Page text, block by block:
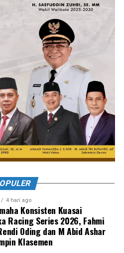
4 hari ago
Konsisten Kuasai
Racing Series 2026, Fahmi
Oding dan M Abid Ashar
Klasemen